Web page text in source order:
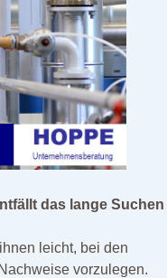
das lange Suchen
leicht, bei den
vorzulegen.